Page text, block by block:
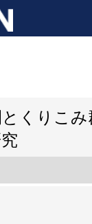
くりこ